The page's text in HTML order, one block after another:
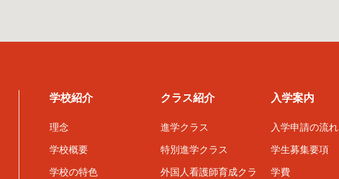
学校紹介
理念
学校概要
学校の特色
クラス紹介
進学クラス
特別進学クラス
外国人看護師育成クラ
入学案内
入学申請の流れ
学生募集要項
学費